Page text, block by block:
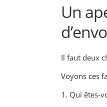
Un
Il faut deux
Voyons ces
1. Qui êtes-